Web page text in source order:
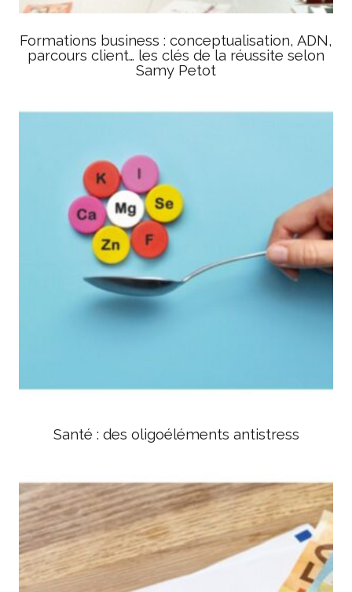
Formations business : conceptualisation, ADN,
parcours client… les clés de la réussite selon
Samy Petot
Santé : des oligoéléments antistress